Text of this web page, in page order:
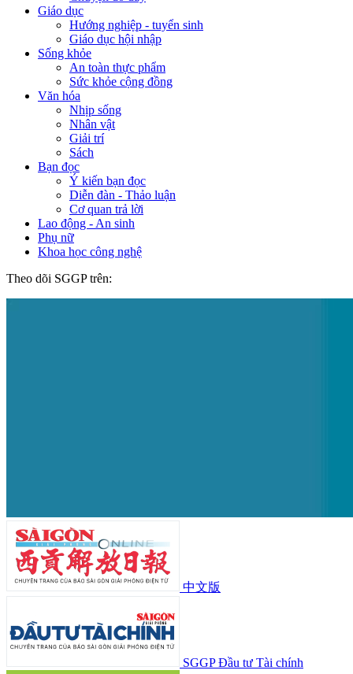
Giáo dục
Hướng nghiệp - tuyển sinh
Giáo dục hội nhập
Sống khỏe
An toàn thực phẩm
Sức khỏe cộng đồng
Văn hóa
Nhịp sống
Nhân vật
Giải trí
Sách
Bạn đọc
Ý kiến bạn đọc
Diễn đàn - Thảo luận
Cơ quan trả lời
Lao động - An sinh
Phụ nữ
Khoa học công nghệ
Theo dõi SGGP trên:
中文版
SGGP Đầu tư Tài chính